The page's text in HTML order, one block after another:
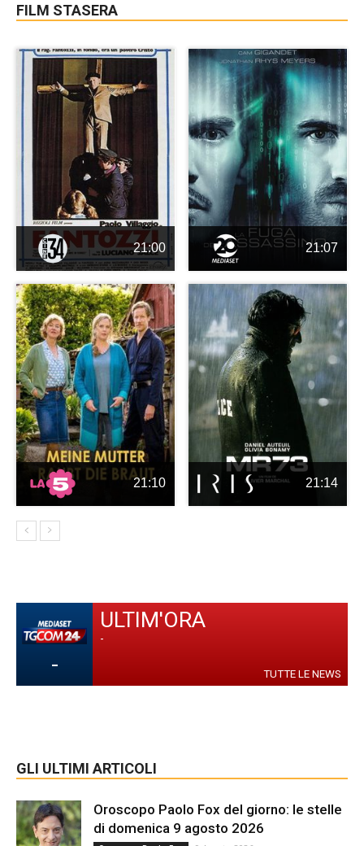
FILM STASERA
21:00 21:07
21:10 21:14
-
ULTIM'ORA
-
TUTTE LE NEWS
GLI ULTIMI ARTICOLI
Oroscopo Paolo Fox del giorno: le stelle
di domenica 9 agosto 2026